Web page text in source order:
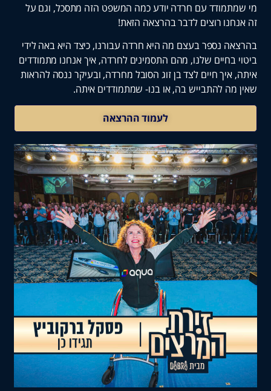
עם חרדה יודע כמה המשפט הזה מתסכל, וגם על
רוצים לדבר בהרצאה הזאת!
נספר בעצם מה היא חרדה עבורנו, כיצד היא באה לידי
שלנו, מהם התסמינים לחרדה, איך אנחנו מתמודדים
חיים לצד בן זוג הסובל מחרדה, ובעיקר ננסה להראות
להתבייש בה, או בנו- שמתמודדים איתה.
לעמוד ההרצאה